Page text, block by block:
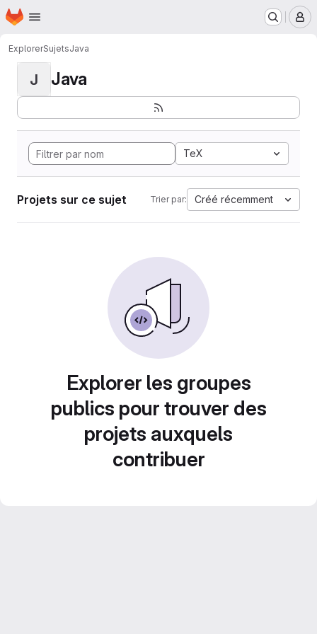
Passer au contenu principal
Page d'accueil
ExplorerSujetsJava
J Java
TeX
Projets sur ce sujet Trier par: Créé récemment
Explorer les groupes
publics pour trouver des
projets auxquels
contribuer